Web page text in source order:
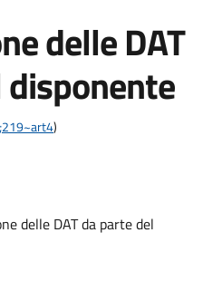
delle DAT
)
delle DAT da parte del